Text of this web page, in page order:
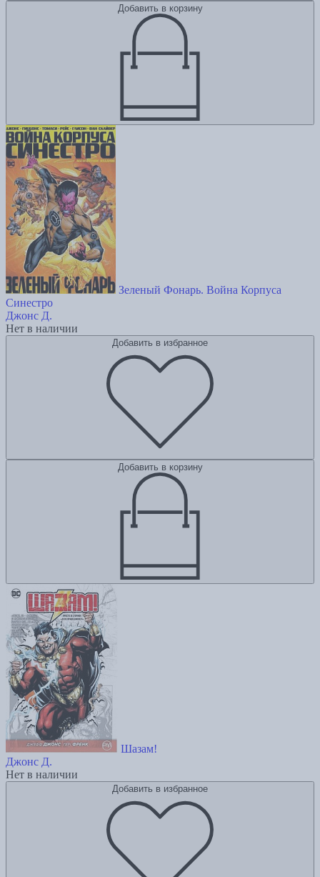
Добавить в корзину
Зеленый Фонарь. Война Корпуса
Синестро
Джонс Д.
Нет в наличии
Добавить в избранное
Добавить в корзину
Шазам!
Джонс Д.
Нет в наличии
Добавить в избранное